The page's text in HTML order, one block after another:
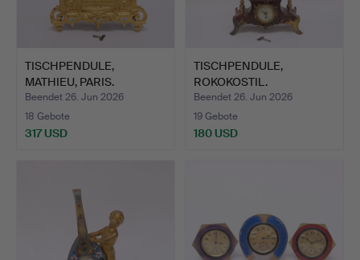
TISCHPENDULE,
MATHIEU, PARIS.
Beendet 26. Jun 2026
18 Gebote
317 USD
TISCHPENDULE,
ROKOKOSTIL.
Beendet 26. Jun 2026
19 Gebote
180 USD